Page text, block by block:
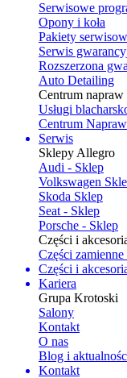
Serwisowe
Opony i koła
Pakiety
Serwis
Rozszerzona
Auto Detailing
Centrum
Usługi
Centrum
Serwis
Sklepy Allegro
Audi - Sklep
Volkswagen
Skoda Sklep
Seat - Sklep
Porsche - Sklep
Części i
Części
Części i
Kariera
Grupa Krotoski
Salony
Kontakt
O nas
Blog i
Kontakt